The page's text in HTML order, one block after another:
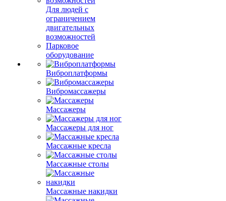
Для людей с
ограничением
двигательных
возможностей
Парковое
оборудование
Виброплатформы
Вибромассажеры
Массажеры
Массажеры для ног
Массажные кресла
Массажные столы
Массажные накидки